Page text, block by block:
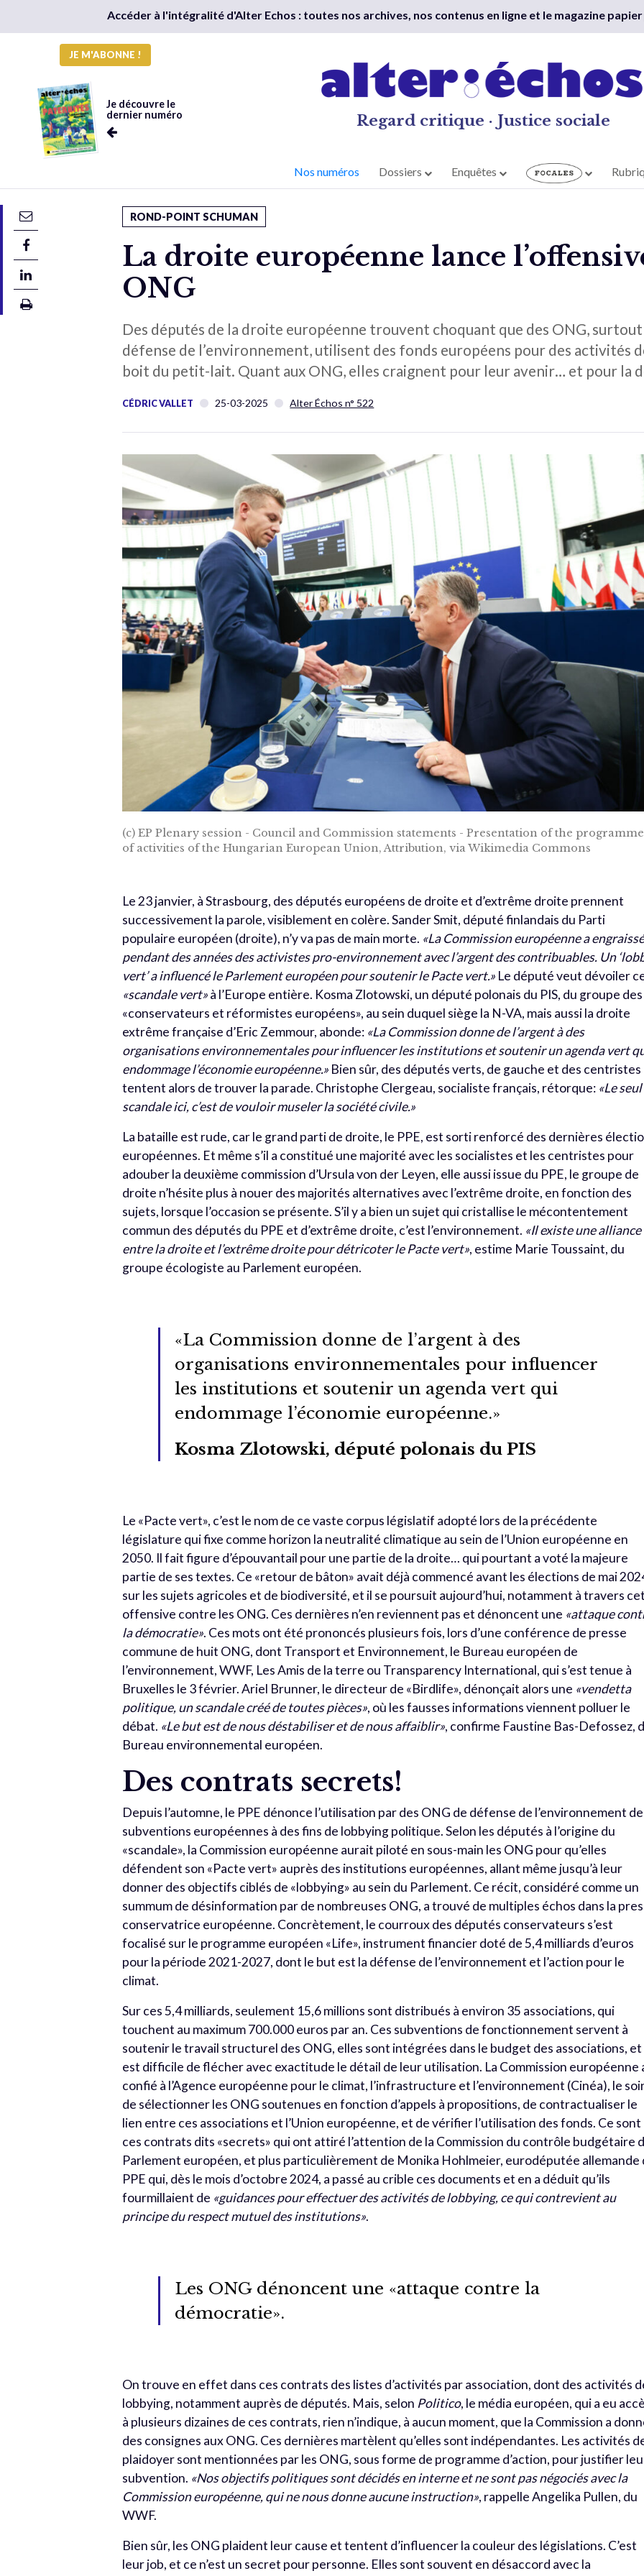
Accéder à l'intégralité d'Alter Echos : toutes nos archives, nos contenus en ligne et le magazine papier
JE M'ABONNE !
Je découvre le
dernier numéro
Regard critique · Justice sociale
Nos numéros Dossiers Enquêtes
ROND-POINT SCHUMAN
La droite européenne lance
ONG
Des députés de la droite européenne trouvent choquant que des ONG, surtout
défense de l’environnement, utilisent des fonds européens pour des activités
boit du petit-lait. Quant aux ONG, elles craignent pour leur avenir… et pour la
CÉDRIC VALLET 25-03-2025 Alter Échos n° 522
(c) EP Plenary session - Council and Commission statements - Presentation of the programme
of activities of the Hungarian European Union, Attribution, via Wikimedia Commons
Le 23 janvier, à Strasbourg, des députés européens de droite et d’extrême droite prennent
successivement la parole, visiblement en colère. Sander Smit, député finlandais du Parti
populaire européen (droite), n’y va pas de main morte. «La Commission européenne a
pendant des années des activistes pro-environnement avec l’argent des contribuables. Un
vert’ a influencé le Parlement européen pour soutenir le Pacte vert.» Le député veut dévoiler
«scandale vert»à l’Europe entière. Kosma Zlotowski, un député polonais du PIS, du groupe des
«conservateurs et réformistes européens», au sein duquel siège la N-VA, mais aussi la droite
extrême française d’Eric Zemmour, abonde: «La Commission donne de l’argent à des
organisations environnementales pour influencer les institutions et soutenir un agenda vert
endommage l’économie européenne.» Bien sûr, des députés verts, de gauche et des centristes
tentent alors de trouver la parade. Christophe Clergeau, socialiste français, rétorque: «Le seul
scandale ici, c’est de vouloir museler la société civile.»
La bataille est rude, car le grand parti de droite, le PPE, est sorti renforcé des dernières
européennes. Et même s’il a constitué une majorité avec les socialistes et les centristes pour
adouber la deuxième commission d’Ursula von der Leyen, elle aussi issue du PPE, le groupe de
droite n’hésite plus à nouer des majorités alternatives avec l’extrême droite, en fonction des
sujets, lorsque l’occasion se présente. S’il y a bien un sujet qui cristallise le mécontentement
commun des députés du PPE et d’extrême droite, c’est l’environnement. «Il existe une alliance
entre la droite et l’extrême droite pour détricoter le Pacte vert», estime Marie Toussaint, du
groupe écologiste au Parlement européen.
«La Commission donne de l’argent à des
organisations environnementales pour influencer
les institutions et soutenir un agenda vert qui
endommage l’économie européenne.»
Kosma Zlotowski, député polonais du PIS
Le «Pacte vert», c’est le nom de ce vaste corpus législatif adopté lors de la précédente
législature qui fixe comme horizon la neutralité climatique au sein de l’Union européenne en
2050. Il fait figure d’épouvantail pour une partie de la droite… qui pourtant a voté la majeure
partie de ses textes. Ce «retour de bâton» avait déjà commencé avant les élections de mai
sur les sujets agricoles et de biodiversité, et il se poursuit aujourd’hui, notamment à travers
offensive contre les ONG. Ces dernières n’en reviennent pas et dénoncent une «attaque
la démocratie». Ces mots ont été prononcés plusieurs fois, lors d’une conférence de presse
commune de huit ONG, dont Transport et Environnement, le Bureau européen de
l’environnement, WWF, Les Amis de la terre ou Transparency International, qui s’est tenue à
Bruxelles le 3 février. Ariel Brunner, le directeur de «Birdlife», dénonçait alors une «vendetta
politique, un scandale créé de toutes pièces», où les fausses informations viennent polluer le
débat. «Le but est de nous déstabiliser et de nous affaiblir», confirme Faustine Bas-Defossez,
Bureau environnemental européen.
Des contrats secrets!
Depuis l’automne, le PPE dénonce l’utilisation par des ONG de défense de l’environnement de
subventions européennes à des fins de lobbying politique. Selon les députés à l’origine du
«scandale», la Commission européenne aurait piloté en sous-main les ONG pour qu’elles
défendent son «Pacte vert» auprès des institutions européennes, allant même jusqu’à leur
donner des objectifs ciblés de «lobbying» au sein du Parlement. Ce récit, considéré comme un
summum de désinformation par de nombreuses ONG, a trouvé de multiples échos dans la
conservatrice européenne. Concrètement, le courroux des députés conservateurs s’est
focalisé sur le programme européen «Life», instrument financier doté de 5,4 milliards d’euros
pour la période 2021-2027, dont le but est la défense de l’environnement et l’action pour le
climat.
Sur ces 5,4 milliards, seulement 15,6 millions sont distribués à environ 35 associations, qui
touchent au maximum 700.000 euros par an. Ces subventions de fonctionnement servent à
soutenir le travail structurel des ONG, elles sont intégrées dans le budget des associations, et
est difficile de flécher avec exactitude le détail de leur utilisation. La Commission européenne
confié à l’Agence européenne pour le climat, l’infrastructure et l’environnement (Cinéa), le
de sélectionner les ONG soutenues en fonction d’appels à propositions, de contractualiser le
lien entre ces associations et l’Union européenne, et de vérifier l’utilisation des fonds. Ce sont
ces contrats dits «secrets» qui ont attiré l’attention de la Commission du contrôle budgétaire
Parlement européen, et plus particulièrement de Monika Hohlmeier, eurodéputée allemande
PPE qui, dès le mois d’octobre 2024, a passé au crible ces documents et en a déduit qu’ils
fourmillaient de «guidances pour effectuer des activités de lobbying, ce qui contrevient au
principe du respect mutuel des institutions».
Les ONG dénoncent une «attaque contre la
démocratie».
On trouve en effet dans ces contrats des listes d’activités par association, dont des activités
lobbying, notamment auprès de députés. Mais, selon Politico, le média européen, qui a eu
à plusieurs dizaines de ces contrats, rien n’indique, à aucun moment, que la Commission a
des consignes aux ONG. Ces dernières martèlent qu’elles sont indépendantes. Les activités
plaidoyer sont mentionnées par les ONG, sous forme de programme d’action, pour justifier
subvention. «Nos objectifs politiques sont décidés en interne et ne sont pas négociés avec la
Commission européenne, qui ne nous donne aucune instruction», rappelle Angelika Pullen, du
WWF.
Bien sûr, les ONG plaident leur cause et tentent d’influencer la couleur des législations. C’est
leur job, et ce n’est un secret pour personne. Elles sont souvent en désaccord avec la